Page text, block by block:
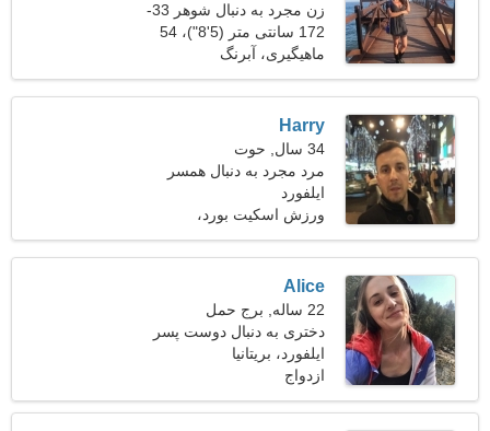
زن مجرد به دنبال شوهر 33-
42
172 سانتی متر (5'8")، 54
کیلوگرم (119 پوند)
ماهیگیری، آبرنگ
Harry
34 سال, حوت
مرد مجرد به دنبال همسر
ایلفورد
ورزش اسکیت بورد،
اوریگامی
Alice
22 ساله, برج حمل
دختری به دنبال دوست پسر
23-33
ایلفورد، بریتانیا
ازدواج